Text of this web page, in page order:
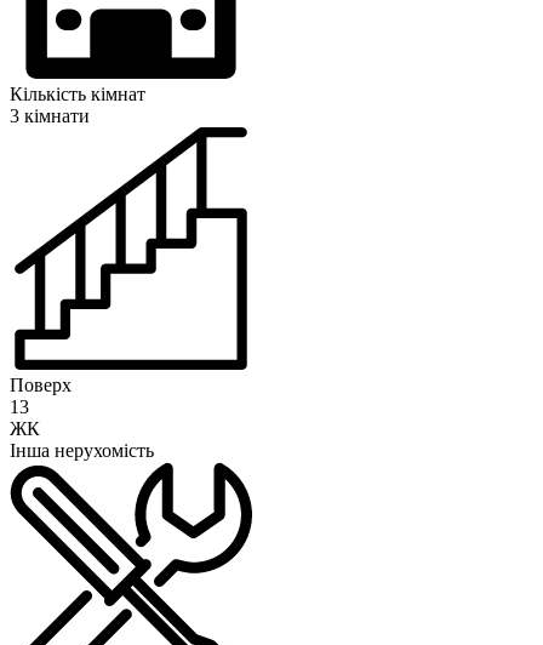
Кількість кімнат
3 кімнати
Поверх
13
ЖК
Інша нерухомість